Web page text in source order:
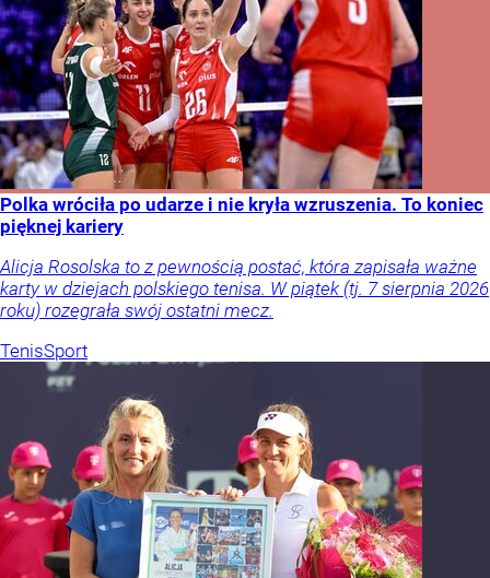
Polka wróciła po udarze i nie kryła wzruszenia. To koniec
pięknej kariery
Alicja Rosolska to z pewnością postać, która zapisała ważne
karty w dziejach polskiego tenisa. W piątek (tj. 7 sierpnia 2026
roku) rozegrała swój ostatni mecz.
TenisSport